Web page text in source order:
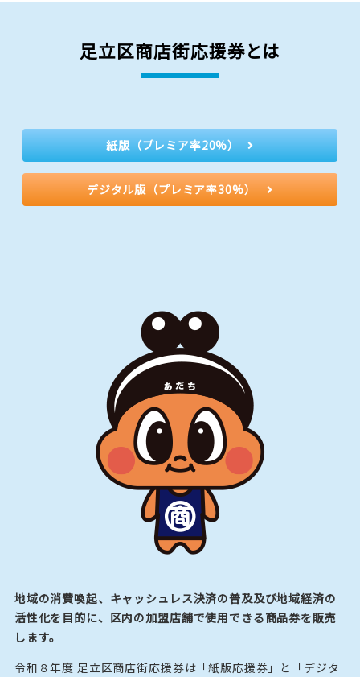
足立区商店街応援券とは
紙版（プレミア率20%）
デジタル版（プレミア率30%）
地域の消費喚起、キャッシュレス決済の普及及び地域経済の
活性化を目的に、区内の加盟店舗で使用できる商品券を販売
します。
令和８年度 足立区商店街応援券は「紙版応援券」と「デジタ